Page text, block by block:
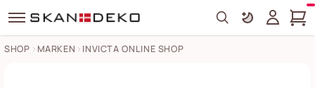
Search
SHOP MARKEN
INVICTA ONLINE SHOP